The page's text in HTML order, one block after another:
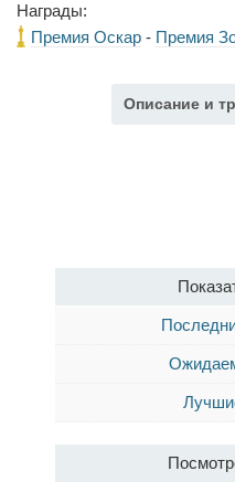
Награды:
Премия Оскар- Премия
Описание и